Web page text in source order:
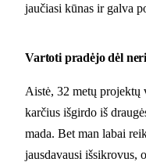
jaučiasi kūnas ir galva
Vartoti pradėjo dėl
Aistė, 32 metų projektų
karčius išgirdo iš
mada. Bet man labai
jausdavausi išsikrovus,